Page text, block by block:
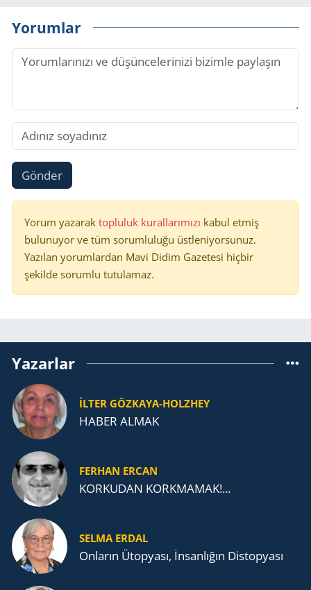
Yorumlar
Gönder
Yorum yazarak topluluk kurallarımızı kabul etmiş
bulunuyor ve tüm sorumluluğu üstleniyorsunuz.
Yazılan yorumlardan Mavi Didim Gazetesi hiçbir
şekilde sorumlu tutulamaz.
Yazarlar
İLTER GÖZKAYA-HOLZHEY
HABER ALMAK
FERHAN ERCAN
KORKUDAN KORKMAMAK!...
SELMA ERDAL
Onların Ütopyası, İnsanlığın Distopyası